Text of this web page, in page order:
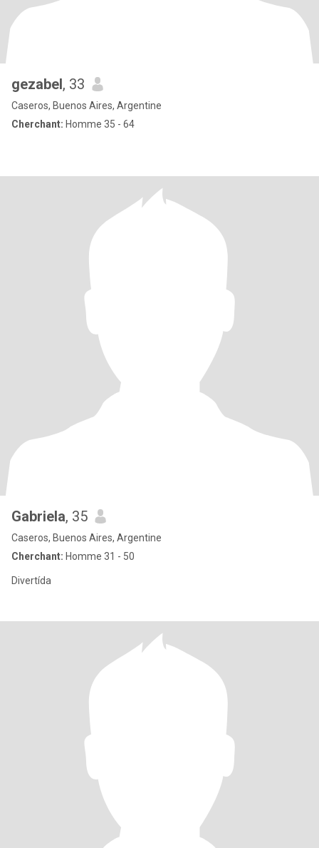
gezabel, 33
Caseros, Buenos Aires, Argentine
Cherchant: Homme 35 - 64
Gabriela, 35
Caseros, Buenos Aires, Argentine
Cherchant: Homme 31 - 50
Divertída